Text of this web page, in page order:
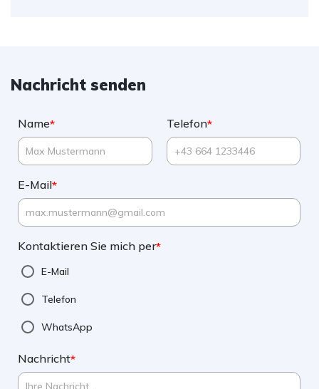
Nachricht senden
Name* Telefon*
E-Mail*
Kontaktieren Sie mich per*
E-Mail
Telefon
WhatsApp
Nachricht*